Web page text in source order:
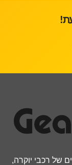
של רכבי יוקרה,